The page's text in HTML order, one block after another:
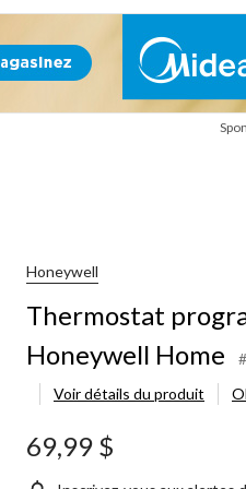
Honeywell
Thermostat
Honeywell Home
Voir détails du produit
69,99 $